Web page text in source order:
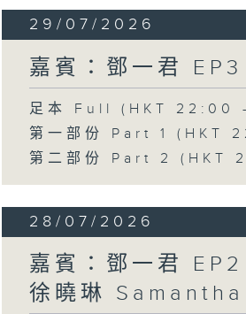
29/07/2026
嘉賓：鄧一君
足本 Full (HKT 22:00
第一部份 Part 1 (HKT
第二部份 Part 2 (HKT
28/07/2026
嘉賓：鄧一君
徐曉琳 Samantha